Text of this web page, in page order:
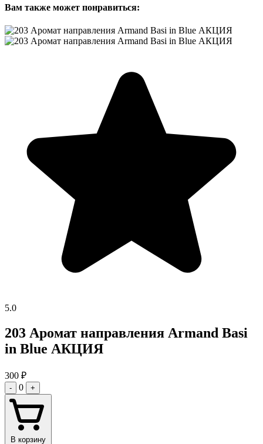
Вам также может понравиться:
5.0
203 Аромат направления Armand Basi
in Blue АКЦИЯ
300 ₽
- 0 +
В корзину